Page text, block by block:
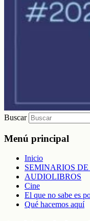
Buscar
Menú principal
Inicio
SEMINARIOS
AUDIOLIBROS
Cine
El que no sabe es
Qué hacemos aquí